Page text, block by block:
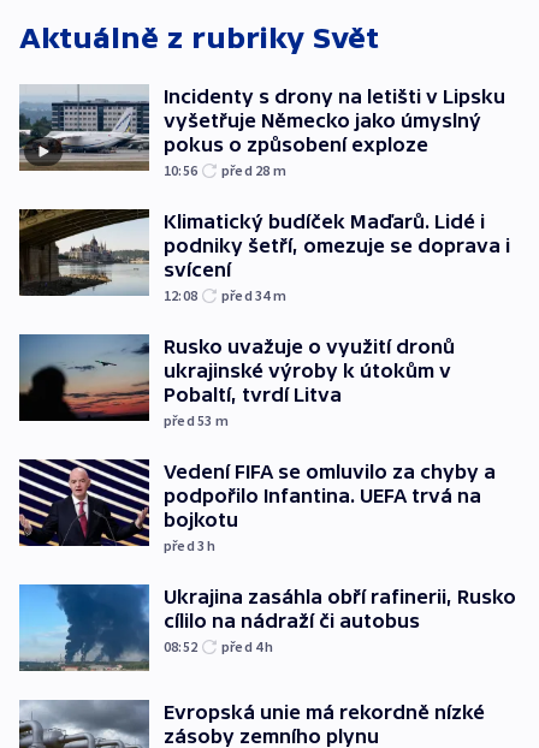
Aktuálně z rubriky Svět
Incidenty s drony na letišti v Lipsku
vyšetřuje Německo jako úmyslný
pokus o způsobení exploze
10:56 před 28 m
Klimatický budíček Maďarů. Lidé i
podniky šetří, omezuje se doprava i
svícení
12:08 před 34m
Rusko uvažuje o využití dronů
ukrajinské výroby k útokům v
Pobaltí, tvrdí Litva
před 53 m
Vedení FIFA se omluvilo za chyby a
podpořilo Infantina. UEFA trvá na
bojkotu
před 3h
Ukrajina zasáhla obří rafinerii, Rusko
cílilo na nádraží či autobus
08:52 před 4h
Evropská unie má rekordně nízké
zásoby zemního plynu